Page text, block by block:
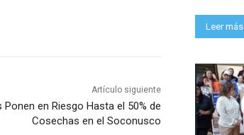
Artículo siguiente
Ponen en Riesgo Hasta el 50% de
Cosechas en el Soconusco
Leer más